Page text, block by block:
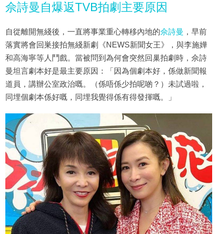
佘詩曼自爆返TVB拍劇主要原因
自從離開無綫後，一直將事業重心轉移內地的佘詩曼 ，早前
落實將會回巣接拍無綫新劇《NEWS新聞女王》，與李施嬅
和高海寧等人鬥戲。當被問到為何會突然回巢拍劇時，佘詩
曼坦言劇本好是最主要原因：「因為個劇本好，係做新聞報
道員，講辦公室政治嘅。（係唔係少拍呢啲？）未試過啦，
同埋個劇本係好嘅，同埋我覺得係有得發揮嘅。」